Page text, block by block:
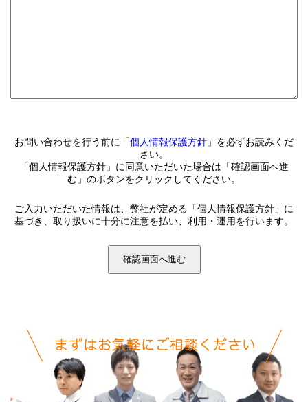
お問い合わせを行う前に「個人情報保護方針 」を必ずお読みくだ
さい。
「個人情報保護方針」に同意いただいた場合は「確認画面へ進
む」のボタンをクリックしてください。
ご入力いただいた情報は、弊社が定める「個人情報保護方針」に
基づき、取り扱いに十分に注意を払い、利用・運用を行います。